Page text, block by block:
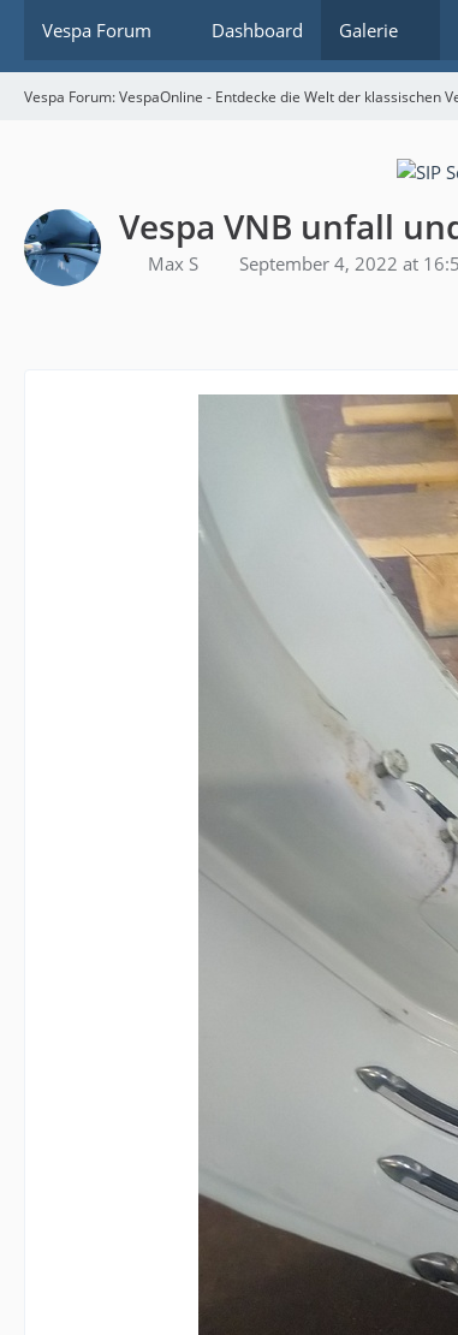
Vespa Forum Dashboard Galerie
Vespa Forum: VespaOnline - Entdecke die Welt der klassischen
Vespa VNB unfall
Max S September 4, 2022 at